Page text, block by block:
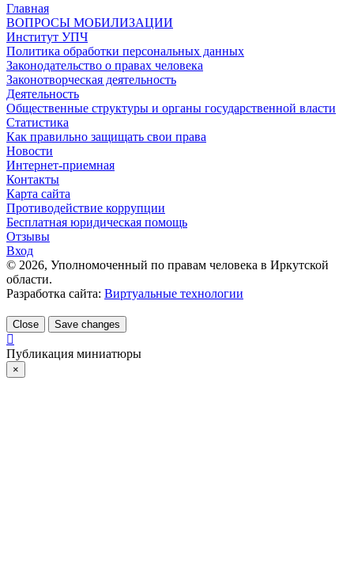
Главная
ВОПРОСЫ МОБИЛИЗАЦИИ
Институт УПЧ
Политика обработки персональных данных
Законодательство о правах человека
Законотворческая деятельность
Деятельность
Общественные структуры и органы государственной власти
Статистика
Как правильно защищать свои права
Новости
Интернет-приемная
Контакты
Карта сайта
Противодействие коррупции
Бесплатная юридическая помощь
Отзывы
Вход
© 2026, Уполномоченный по правам человека в Иркутской
области.
Разработка сайта: Виртуальные технологии
Close Save changes
Публикация миниатюры
×